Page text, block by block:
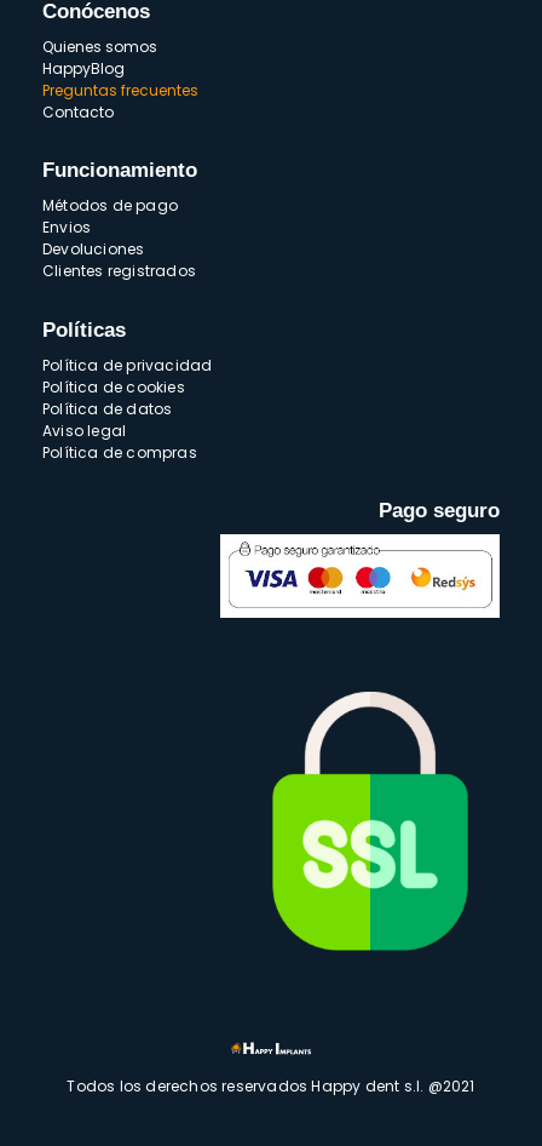
Conócenos
Quienes somos
HappyBlog
Preguntas frecuentes
Contacto
Funcionamiento
Métodos de pago
Envios
Devoluciones
Clientes registrados
Políticas
Política de privacidad
Política de cookies
Política de datos
Aviso legal
Política de compras
Pago seguro
Todos los derechos reservados Happy dent s.l. @2021